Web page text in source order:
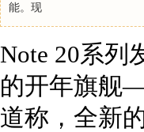
能。现
Note 20系列
的开年旗舰
道称，全新